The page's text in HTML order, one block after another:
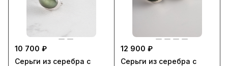
10 700 ₽
Серьги из серебра с
12 900 ₽
Серьги из серебра с